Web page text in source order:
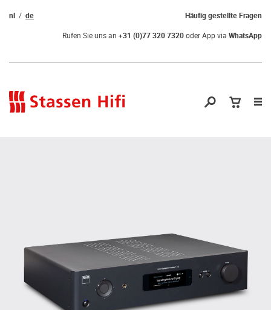
Häufig gestellte Fragen
nl de
Rufen Sie uns an +31 (0)77 320 7320oder App via WhatsApp